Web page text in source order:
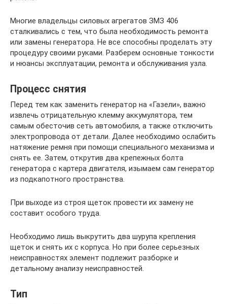
Многие владельцы силовых агрегатов ЗМЗ 406
сталкивались с тем, что была необходимость ремонта
или замены генератора. Не все способны проделать эту
процедуру своими руками. Разберем основные тонкости
и нюансы эксплуатации, ремонта и обслуживания узла.
Процесс снятия
Перед тем как заменить генератор на «Газели», важно
извлечь отрицательную клемму аккумулятора, тем
самым обесточив сеть автомобиля, а также отключить
электропровода от детали. Далее необходимо ослабить
натяжение ремня при помощи специального механизма и
снять ее. Затем, открутив два крепежных болта
генератора с картера двигателя, изымаем сам генератор
из подкапотного пространства.
При выходе из строя щеток провести их замену не
составит особого труда.
Необходимо лишь выкрутить два шурупа крепления
щеток и снять их с корпуса. Но при более серьезных
неисправностях элемент подлежит разборке и
детальному анализу неисправностей.
Тип